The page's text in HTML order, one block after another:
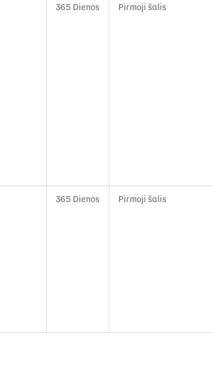
365 Dienos Pirmoji šalis
365 Dienos Pirmoji šalis